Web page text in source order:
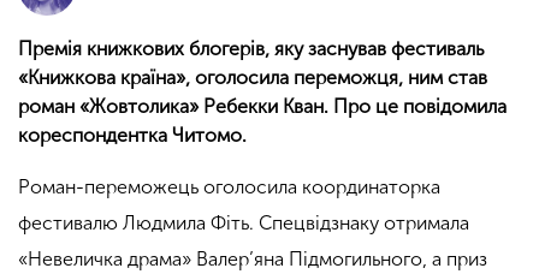
Премія книжкових блогерів, яку заснував фестиваль
«Книжкова країна», оголосила переможця, ним став
роман «Жовтолика» Ребекки Кван. Про це повідомила
кореспондентка Читомо.
Роман-переможець оголосила координаторка
фестивалю Людмила Фіть. Спецвідзнаку отримала
«Невеличка драма» Валер’яна Підмогильного, а приз